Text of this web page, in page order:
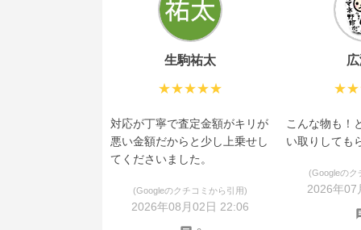
生駒祐太
★★★★★
対応が丁寧で査定金額がキリが
悪い金額だからと少し上乗せし
てくださいました。
(Googleのクチコミから引用)
2026年08月02日 22:06
こんな物も！
い取りしても
(Googleのク
2026年07